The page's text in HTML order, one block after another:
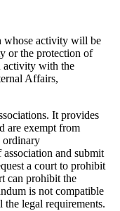
whose activity will be
or the protection of
activity with the
Affairs,
It provides
are exempt from
ordinary
and submit
a court to prohibit
can prohibit the
is not compatible
legal requirements.